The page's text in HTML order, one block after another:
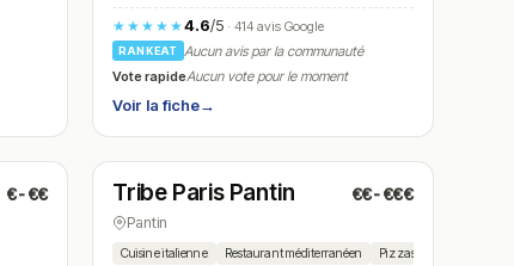
★★★★★4.6/5 · 414 avis Google
RANKEAT
Aucun avis par la communauté
Vote rapideAucun vote pour le moment
Voir la fiche→
€-€€ N° 23
Fermé
Tribe Paris Pantin €€-€€€
Pantin
Cuisine italienne Restaurant méditerranéen Pizzas